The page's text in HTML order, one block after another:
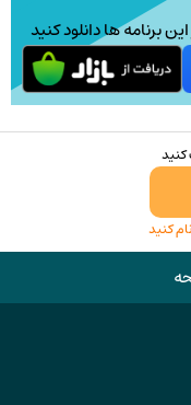
برنامه ها دانلود کنید
کنید